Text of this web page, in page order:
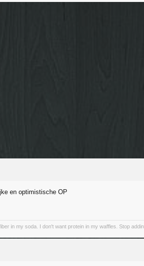
en optimistische OP
in my soda. I don't want protein in my waffles. Stop